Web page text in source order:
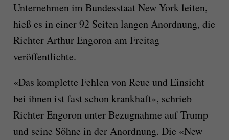
Unternehmen im Bundesstaat New York leiten,
hieß es in einer 92 Seiten langen Anordnung, die
Richter Arthur Engoron am Freitag
veröffentlichte.
«Das komplette Fehlen von Reue und Einsicht
bei ihnen ist fast schon krankhaft», schrieb
Richter Engoron unter Bezugnahme auf Trump
und seine Söhne in der Anordnung. Die «New